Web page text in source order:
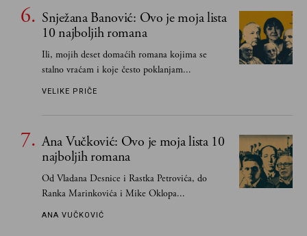
Snježana Banović: Ovo je moja lista
10 najboljih romana
Ili, mojih deset domaćih romana kojima se
stalno vraćam i koje često poklanjam...
VELIKE PRIČE
Ana Vučković: Ovo je moja lista 10
najboljih romana
Od Vladana Desnice i Rastka Petrovića, do
Ranka Marinkovića i Mike Oklopa...
ANA VUČKOVIĆ